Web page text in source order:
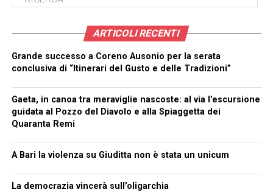
ARTICOLI RECENTI
Grande successo a Coreno Ausonio per la serata
conclusiva di “Itinerari del Gusto e delle Tradizioni”
Gaeta, in canoa tra meraviglie nascoste: al via l’escursione
guidata al Pozzo del Diavolo e alla Spiaggetta dei
Quaranta Remi
A Bari la violenza su Giuditta non è stata un unicum
La democrazia vincerà sull’oligarchia